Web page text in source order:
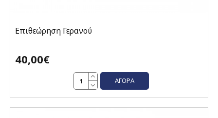
Επιθεώρηση Γερανού
40,00€
ΑΓΟΡΆ